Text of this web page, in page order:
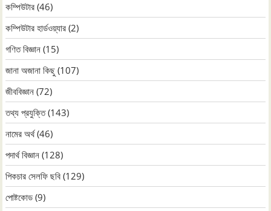
কম্পিউটার (46)
কম্পিউটার হার্ডওয়্যার (2)
গণিত বিজ্ঞান (15)
জানা অজানা কিছু (107)
জীববিজ্ঞান (72)
তথ্য প্রযুক্তি(143)
নামের অর্থ(46)
পদার্থ বিজ্ঞান (128)
পিকচার সেলফি ছবি (129)
পোষ্টকোড (9)